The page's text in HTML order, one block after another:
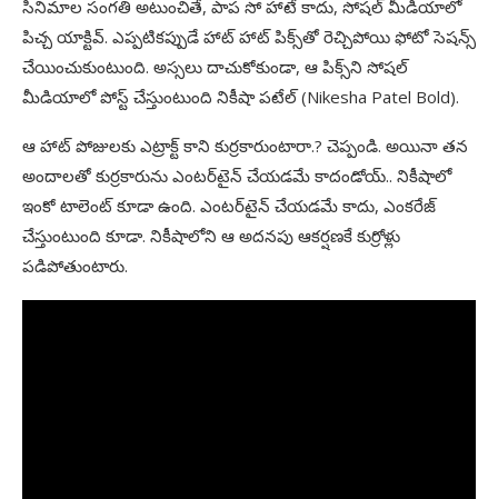
సినిమాల సంగతి అటుంచితే, పాప సో హాటే కాదు, సోషల్‌ మీడియాలో
పిచ్చ యాక్టివ్‌. ఎప్పటికప్పుడే హాట్‌ హాట్‌ పిక్స్‌తో రెచ్చిపోయి ఫోటో సెషన్స్‌
చేయించుకుంటుంది. అస్సలు దాచుకోకుండా, ఆ పిక్స్‌ని సోషల్‌
మీడియాలో పోస్ట్‌ చేస్తుంటుంది నికీషా పటేల్ (Nikesha Patel Bold).
ఆ హాట్‌ పోజులకు ఎట్రాక్ట్‌ కాని కుర్రకారుంటారా.? చెప్పండి. అయినా తన
అందాలతో కుర్రకారును ఎంటర్‌టైన్‌ చేయడమే కాదండోయ్‌.. నికీషాలో
ఇంకో టాలెంట్‌ కూడా ఉంది. ఎంటర్‌టైన్‌ చేయడమే కాదు, ఎంకరేజ్‌
చేస్తుంటుంది కూడా. నికీషాలోని ఆ అదనపు ఆకర్షణకే కుర్రోళ్లు
పడిపోతుంటారు.